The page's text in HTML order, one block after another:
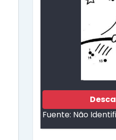
Fuente: Não